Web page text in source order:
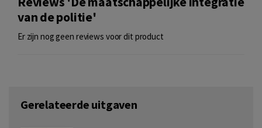
van de politie'
Er zijn nog geen reviews voor dit product
Gerelateerde uitgaven